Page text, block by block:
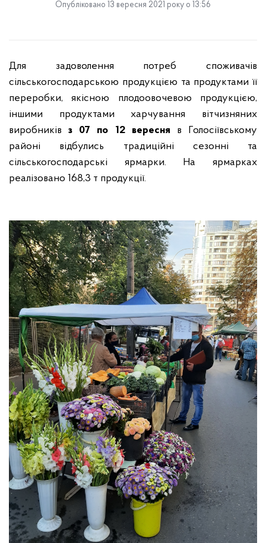
Опубліковано 13 вересня 2021 року о 13:56
Для задоволення потреб споживачів
сільськогосподарською продукцією та продуктами її
переробки, якісною плодоовочевою продукцією,
іншими продуктами харчування вітчизняних
виробниківз 07 по 12 вересня в Голосіївському
районі відбулись традиційні сезонні та
сільськогосподарські ярмарки. На ярмарках
реалізовано 168,3 т продукції.